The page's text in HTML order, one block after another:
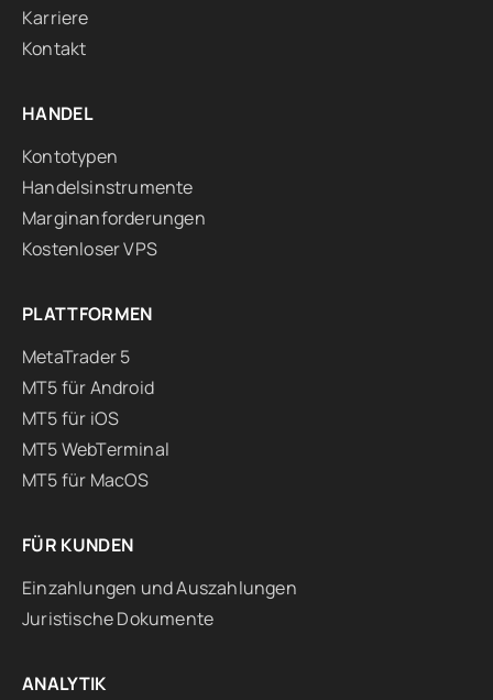
Karriere
Kontakt
HANDEL
Kontotypen
Handelsinstrumente
Marginanforderungen
Kostenloser VPS
PLATTFORMEN
MetaTrader 5
MT5 für Android
MT5 für iOS
MT5 WebTerminal
MT5 für MacOS
FÜR KUNDEN
Einzahlungen und Auszahlungen
Juristische Dokumente
ANALYTIK